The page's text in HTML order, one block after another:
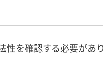
性を確認する必要があ